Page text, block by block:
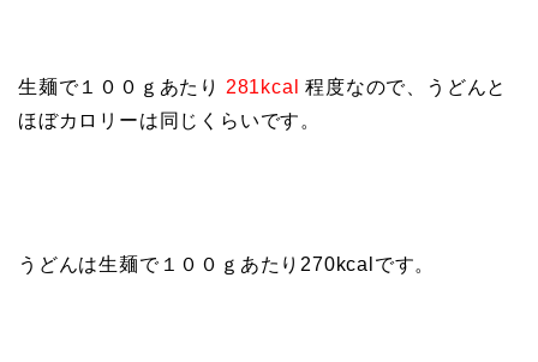
生麺で１００ｇあたり 281kcal
程度なので、うどんと
ほぼカロリーは同じくらいです。
うどんは生麺で１００ｇあたり270kcalです。